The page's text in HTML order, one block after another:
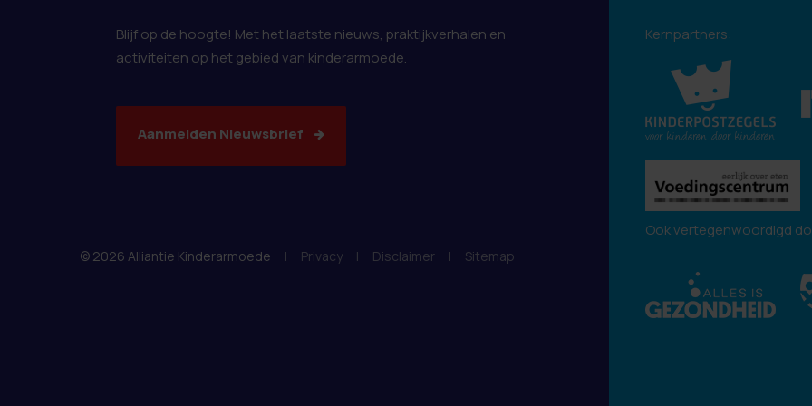
Blijf op de hoogte! Met het laatste nieuws, praktijkverhalen en
activiteiten op het gebied van kinderarmoede.
Aanmelden Nieuwsbrief
© 2026 Alliantie Kinderarmoede | Privacy | Disclaimer | Sitemap
Kernpartners:
Ook vertegenwoordigd